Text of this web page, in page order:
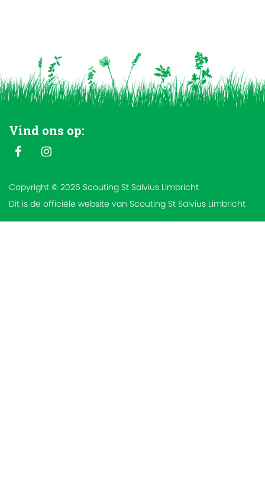
Vind ons op:
Copyright © 2026 Scouting St Salvius Limbricht
Dit is de officiële website van Scouting St Salvius Limbricht